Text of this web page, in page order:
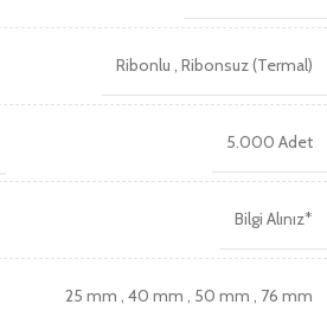
Ribonlu Ribonsuz (Termal)
5.000 Adet
Bilgi Alınız*
25 mm 40 mm 50 mm 76 mm